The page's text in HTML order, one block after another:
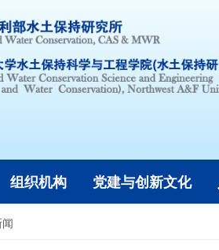
组织机构 党建与创新文化